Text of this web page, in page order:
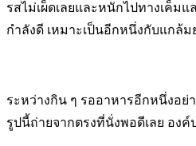
รสไม่เผ็ดเลยและหนักไปทางเค็มแ
กำลังดี เหมาะเป็นอีกหนึ่งกับแกล้
ระหว่างกิน ๆ รออาหารอีกหนึ่งอย่า
รูปนี้ถ่ายจากตรงที่นั่งพอดีเลย องค์